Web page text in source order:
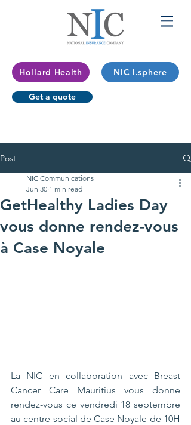
Hollard Health NIC I.sphere
Get a quote
Post
GetHealthy Ladies Day
vous donne rendez-vous
à Case Noyale
NIC Communications
Jun 30 1 min read
La NIC en collaboration avec Breast
Cancer Care Mauritius vous donne
rendez-vous ce vendredi 18 septembre
au centre social de Case Noyale de 10H